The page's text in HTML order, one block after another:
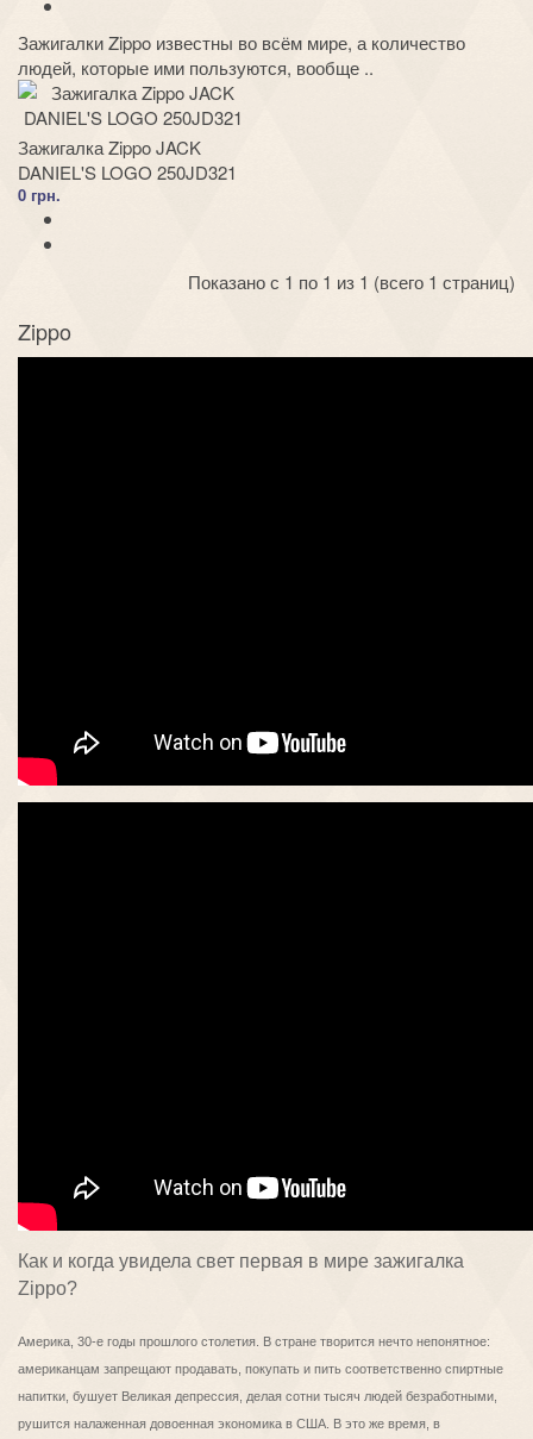
Зажигалки Zippo известны во всём мире, а количество
людей, которые ими пользуются, вообще ..
Зажигалка Zippo JACK
DANIEL'S LOGO 250JD321
0 грн.
Показано с 1 по 1 из 1 (всего 1 страниц)
Zippo
Как и когда увидела свет первая в мире зажигалка
Zippo?
Америка, 30-е годы прошлого столетия. В стране творится нечто непонятное:
американцам запрещают продавать, покупать и пить соответственно спиртные
напитки, бушует Великая депрессия, делая сотни тысяч людей безработными,
рушится налаженная довоенная экономика в США. В это же время, в